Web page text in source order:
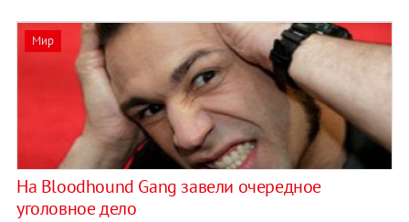
Мир
На Bloodhound Gang завели очередное
уголовное дело